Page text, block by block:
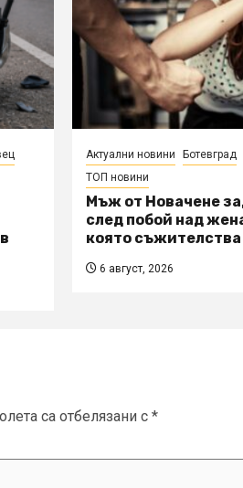
Актуални новини Ботевград
ТОП новини
Мъж от Новачене
след побой над
която съжителства
6 август, 2026
са отбелязани с *